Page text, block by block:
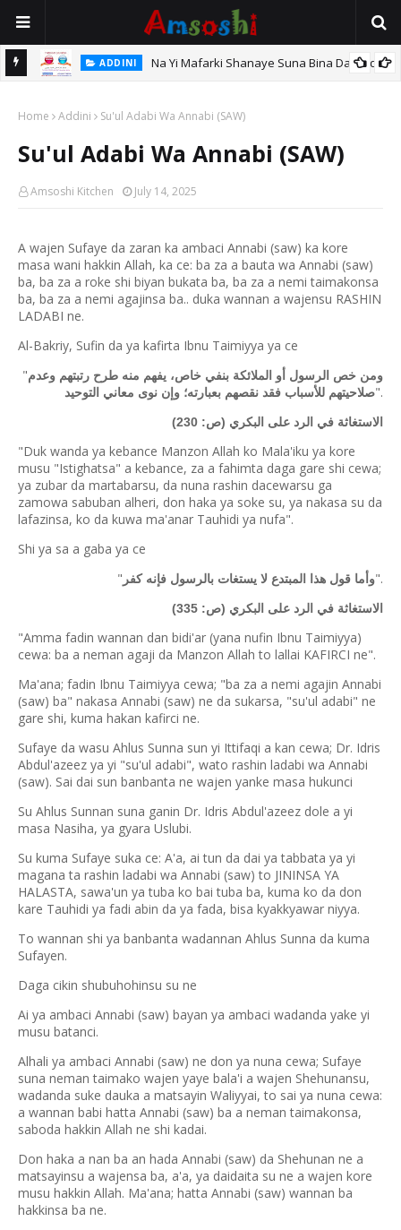
ADDINI Na Yi Mafarki Shanaye Suna Bina Da Gudu
Home Addini Su'ul Adabi Wa Annabi (SAW)
Su'ul Adabi Wa Annabi (SAW)
Amsoshi Kitchen July 14, 2025
A wajen Sufaye da zaran ka ambaci Annabi (saw) ka kore
masa wani hakkin Allah, ka ce: ba za a bauta wa Annabi (saw)
ba, ba za a roke shi biyan bukata ba, ba za a nemi taimakonsa
ba, ba za a nemi agajinsa ba.. duka wannan a wajensu RASHIN
LADABI ne.
Al-Bakriy, Sufin da ya kafirta Ibnu Taimiyya ya ce
"ومن خص الرسول أو الملائكة بنفي خاص، يفهم منه طرح رتبتهم وعدم
صلاحيتهم للأسباب فقد نقصهم بعبارته؛ وإن نوى معاني التوحيد".
الاستغاثة في الرد على البكري (ص: 230)
"Duk wanda ya kebance Manzon Allah ko Mala'iku ya kore
musu "Istighatsa" a kebance, za a fahimta daga gare shi cewa;
ya zubar da martabarsu, da nuna rashin dacewarsu ga
zamowa sabuban alheri, don haka ya soke su, ya nakasa su da
lafazinsa, ko da kuwa ma'anar Tauhidi ya nufa".
Shi ya sa a gaba ya ce
" وأما قول هذا المبتدع لا يستغات بالرسول فإنه كفر".
الاستغاثة في الرد على البكري (ص: 335)
"Amma fadin wannan dan bidi'ar (yana nufin Ibnu Taimiyya)
cewa: ba a neman agaji da Manzon Allah to lallai KAFIRCI ne".
Ma'ana; fadin Ibnu Taimiyya cewa; "ba za a nemi agajin Annabi
(saw) ba" nakasa Annabi (saw) ne da sukarsa, "su'ul adabi" ne
gare shi, kuma hakan kafirci ne.
Sufaye da wasu Ahlus Sunna sun yi Ittifaqi a kan cewa; Dr. Idris
Abdul'azeez ya yi "su'ul adabi", wato rashin ladabi wa Annabi
(saw). Sai dai sun banbanta ne wajen yanke masa hukunci
Su Ahlus Sunnan suna ganin Dr. Idris Abdul'azeez dole a yi
masa Nasiha, ya gyara Uslubi.
Su kuma Sufaye suka ce: A'a, ai tun da dai ya tabbata ya yi
magana ta rashin ladabi wa Annabi (saw) to JININSA YA
HALASTA, sawa'un ya tuba ko bai tuba ba, kuma ko da don
kare Tauhidi ya fadi abin da ya fada, bisa kyakkyawar niyya.
To wannan shi ya banbanta wadannan Ahlus Sunna da kuma
Sufayen.
Daga cikin shubuhohinsu su ne
Ai ya ambaci Annabi (saw) bayan ya ambaci wadanda yake yi
musu batanci.
Alhali ya ambaci Annabi (saw) ne don ya nuna cewa; Sufaye
suna neman taimako wajen yaye bala'i a wajen Shehunansu,
wadanda suke dauka a matsayin Waliyyai, to sai ya nuna cewa:
a wannan babi hatta Annabi (saw) ba a neman taimakonsa,
saboda hakkin Allah ne shi kadai.
Don haka a nan ba an hada Annabi (saw) da Shehunan ne a
matsayinsu a wajensa ba, a'a, ya daidaita su ne a wajen kore
musu hakkin Allah. Ma'ana; hatta Annabi (saw) wannan ba
hakkinsa ba ne.